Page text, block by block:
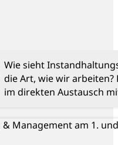
Wie sieht
die Art, wie wir
im direkten Austausch